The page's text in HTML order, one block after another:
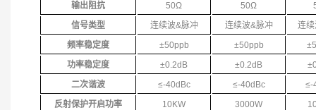
输出阻抗
50Ω 50Ω
信号类型
连续波&脉冲 连续波&脉冲
连
频率稳定度
±50ppb ±50ppb
功率稳定度
±0.2dB ±0.2dB
二次谐波
≤-40dBc ≤-40dBc
≤-
反射保护开启功率
10KW 3000W